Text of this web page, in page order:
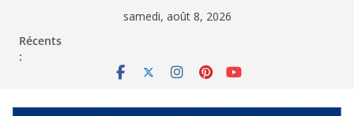
samedi, août 8, 2026
Récents
: